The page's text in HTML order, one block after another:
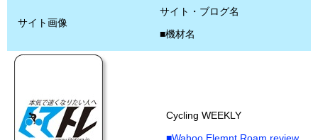
サイト画像
サイト・ブログ名
■機材名
Cycling WEEKLY